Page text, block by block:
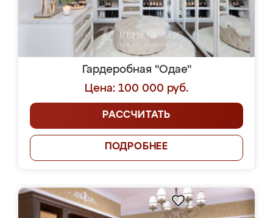
Гардеробная "Одае"
Цена: 100 000 руб.
РАССЧИТАТЬ
ПОДРОБНЕЕ